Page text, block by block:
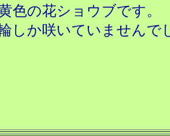
色の花ショウブです。
しか咲いていませんで